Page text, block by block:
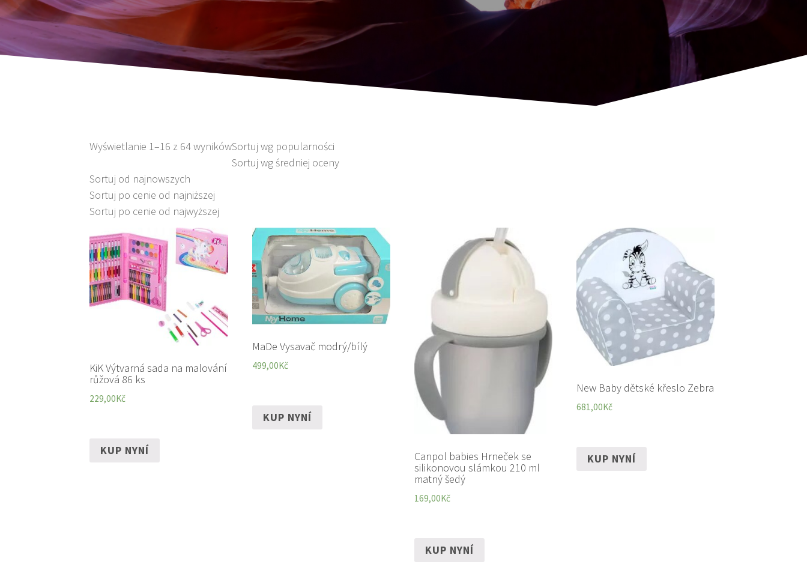
Wyświetlanie 1–16 z 64 wynikówSortuj wg popularności
Sortuj wg średniej oceny
Sortuj od najnowszych
Sortuj po cenie od najniższej
Sortuj po cenie od najwyższej
KiK Výtvarná sada na malování
růžová 86 ks
229,00Kč
KUP NYNÍ
MaDe Vysavač modrý/bílý
499,00Kč
KUP NYNÍ
Canpol babies Hrneček se
silikonovou slámkou 210 ml
matný šedý
169,00Kč
KUP NYNÍ
New Baby dětské křeslo Zebra
681,00Kč
KUP NYNÍ